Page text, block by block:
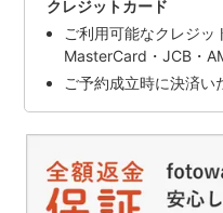
クレジットカード
ご利用可能なクレジッ
MasterCard・JCB・
ご予約成立時に決済い